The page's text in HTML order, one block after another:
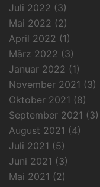
Juli 2022 (3)
Mai 2022 (2)
April 2022 (1)
März 2022 (3)
Januar 2022 (1)
November 2021 (3)
Oktober 2021 (8)
September 2021 (3)
August 2021 (4)
Juli 2021 (5)
Juni 2021 (3)
Mai 2021 (2)